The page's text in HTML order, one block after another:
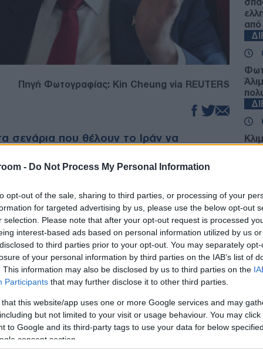
- Do Not Process My Personal Information
opt-out of the sale, sharing to third parties, or processing of your
for targeted advertising by us, please use the below opt-out
selection. Please note that after your opt-out request is processed
interest-based ads based on personal information utilized by us
to third parties prior to your opt-out. You may separately
of your personal information by third parties on the IAB’s list of
This information may also be disclosed by us to third parties on the
Participants that may further disclose it to other third parties.
that this website/app uses one or more Google services and may
but not limited to your visit or usage behaviour. You may
to Google and its third-party tags to use your data for below
consent section.
Πηγή Φωτογραφίας: Kin Cheung via REUTERS
σενάρια που θέλουν το Ιράν να
ουρανίου του στη Ρωσία
ΗΠΑ, Τζέι Ντι Βανς, ξεκαθαρίζοντας ότι
στους άμεσους σχεδιασμούς της
συνέντευξης Τύπου στον Λευκό Οίκο, ο
κυβέρνηση είναι ενήμερη για τις
την πηγή προέλευσής τους.
η Τεχεράνη δεν έχει εγείρει ένα
διαπραγματεύσεων, σημειώνοντας
η ιρανική πλευρά θα το είχε ήδη
από
τη